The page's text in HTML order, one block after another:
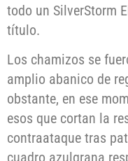
todo un SilverStorm
título.
Los chamizos se
amplio abanico de
obstante, en ese
esos que cortan la
contraataque tras
cuadro azulgrana